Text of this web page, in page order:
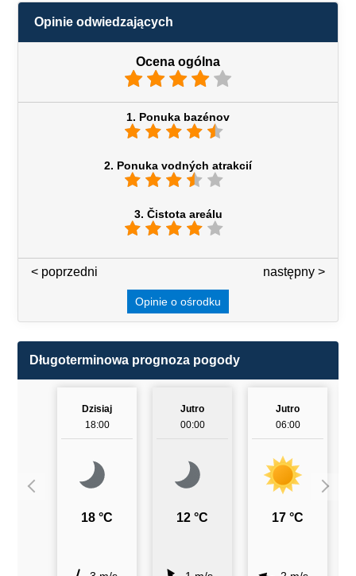
Opinie odwiedzających
Ocena ogólna
1. Ponuka bazénov
2. Ponuka vodných atrakcií
3. Čistota areálu
następny >
< poprzedni
Opinie o ośrodku
Długoterminowa prognoza pogody
Dzisiaj
18:00
18 °C
Jutro
00:00
12 °C
Jutro
06:00
17 °C